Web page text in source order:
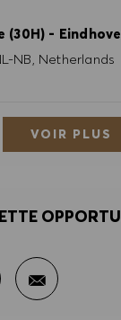
(30H) -
NB, Netherlands
VOIR PLUS
LinkedIn
sur
Partager